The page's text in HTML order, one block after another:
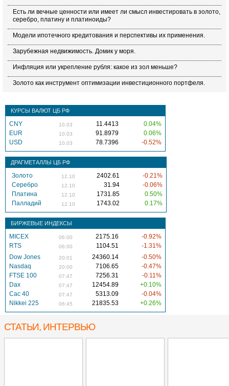
Есть ли вечные ценности или имеет ли смысл инвестировать в золото,
серебро, платину и платиноиды?
Модели ипотечного кредитования и перспективы их применения.
Зарубежная недвижимость. Домик у моря.
Инфляция или укрепление рубля: какое из зол меньше?
Золото как инструмент оптимизации инвестиционного портфеля.
КУРСЫ ВАЛЮТ ЦБ РФ
CNY 10.03 11.4413
0.04%
EUR
10.03 91.8979
0.06%
USD
10.03 78.7396 -0.52%
ДРАГМЕТАЛЛЫ ЦБ РФ
Золото 12.10 2402.61
-0.21%
Серебро
12.10 31.94
-0.06%
Платина
12.10 1731.85
0.50%
Палладий
12.10 1743.02 0.17%
БИРЖЕВЫЕ ИНДЕКСЫ
MICEX 06:00 2175.16
-0.92%
RTS
06:00 1104.51
-1.31%
Dow Jones
20:01 24360.14
-0.50%
Nasdaq
20:00 7106.65
-0.47%
FTSE 100
07:47 7256.31
-0.11%
Dax
07:47 12454.89
+0.10%
Cac 40
07:47 5313.09
-0.04%
Nikkei 225
06:45 21835.53 +0.26%
СТАТЬИ, ИНТЕРВЬЮ